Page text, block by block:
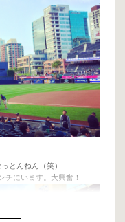
とんねん（笑）
チにいます。大興奮！